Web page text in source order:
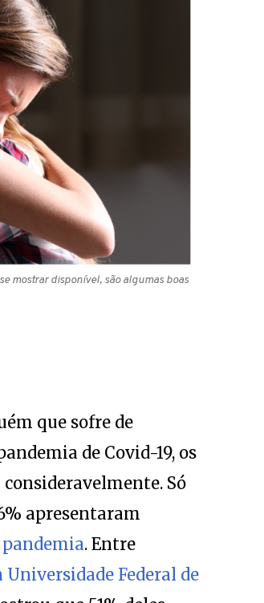
mostrar disponível, são algumas boas
que sofre de
de Covid-19, os
Só
apresentaram
pandemia. Entre
Federal de